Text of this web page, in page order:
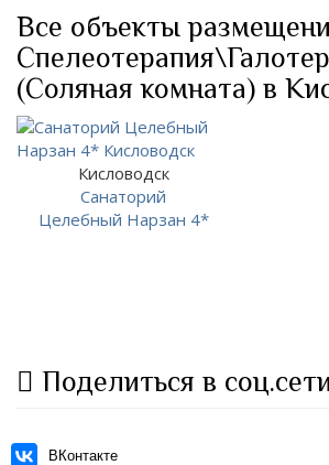
Все объекты
(Соляная комната) в
Кисловодск
Санаторий
Целебный Нарзан 4*
Поделиться в соц.сети
ВКонтакте